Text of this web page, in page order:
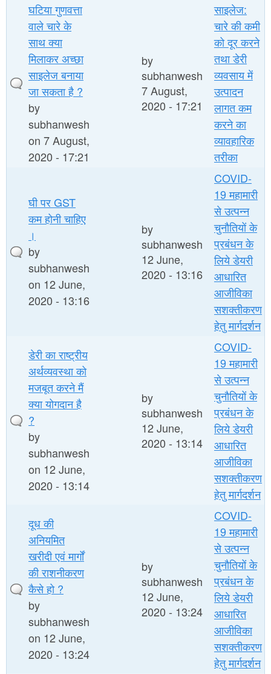
घटिया गुणवत्ता
वाले चारे के
साथ क्या
मिलाकर अच्छा
साइलेज बनाया
जा सकता है ?
by
subhanwesh
on 7 August,
2020 - 17:21
by
subhanwesh
7 August,
2020 - 17:21
साइलेज:
चारे की कमी
को दूर करने
तथा डेरी
व्यवसाय में
उत्पादन
लागत कम
करने का
व्यावहारिक
तरीका
घी पर GST
कम होनी चाहिए
।
by
subhanwesh
on 12 June,
2020 - 13:16
by
subhanwesh
12 June,
2020 - 13:16
COVID-
19 महामारी
से उत्पन्न
चुनौतियों के
प्रबंधन के
लिये डेयरी
आधारित
आजीविका
सशक्तीकरण
हेतु मार्गदर्शन
डेरी का राष्ट्रीय
अर्थव्यवस्था को
मजबूत करने मैं
क्या योगदान है
?
by
subhanwesh
on 12 June,
2020 - 13:14
by
subhanwesh
12 June,
2020 - 13:14
COVID-
19 महामारी
से उत्पन्न
चुनौतियों के
प्रबंधन के
लिये डेयरी
आधारित
आजीविका
सशक्तीकरण
हेतु मार्गदर्शन
दूध की
अनियमित
खरीदी एवं मार्गों
की राशनीकरण
कैसे हो ?
by
subhanwesh
on 12 June,
2020 - 13:24
by
subhanwesh
12 June,
2020 - 13:24
COVID-
19 महामारी
से उत्पन्न
चुनौतियों के
प्रबंधन के
लिये डेयरी
आधारित
आजीविका
सशक्तीकरण
हेतु मार्गदर्शन